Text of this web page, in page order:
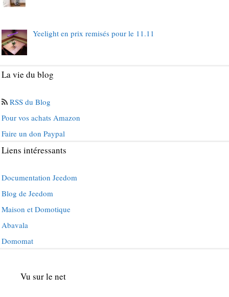
Yeelight en prix remisés pour le 11.11
La vie du blog
RSS du Blog
Pour vos achats Amazon
Faire un don Paypal
Liens intéressants
Documentation Jeedom
Blog de Jeedom
Maison et Domotique
Abavala
Domomat
Vu sur le net